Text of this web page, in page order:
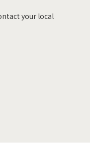
your local